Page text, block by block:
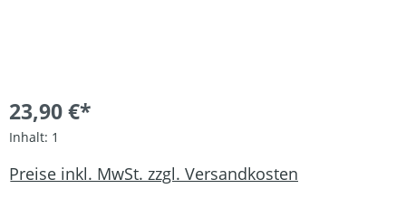
23,90 €*
Inhalt: 1
Preise inkl. MwSt. zzgl. Versandkosten